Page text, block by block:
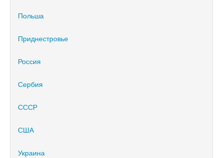
Польша
Приднестровье
Россия
Сербия
СССР
США
Украина